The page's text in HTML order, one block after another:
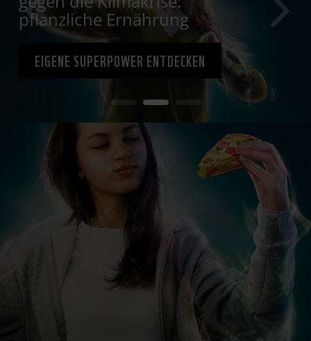
pflanzliche Ernährung
EIGENE SUPERPOWER ENTDECKEN